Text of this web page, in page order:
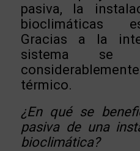
pasiva, la
bioclimáticas
Gracias a la
sistema se
térmico.
¿En qué se
pasiva de una
bioclimática?